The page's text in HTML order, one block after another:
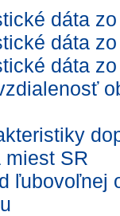
dáta
dáta
dáta
miest SR
ľubovoľnej